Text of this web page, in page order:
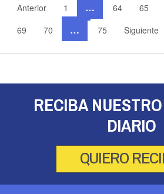
Anterior 1 … 64 65
69
70 … 75 Siguiente
RECIBA
DIARIO
QUIERO